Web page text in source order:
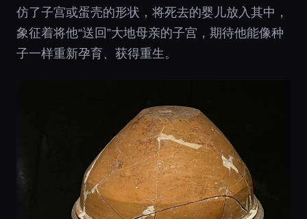
仿了子宫或蛋壳的形状，将死去的婴儿放入其中，
象征着将他“送回”大地母亲的子宫，期待他能像种
子一样重新孕育、获得重生。